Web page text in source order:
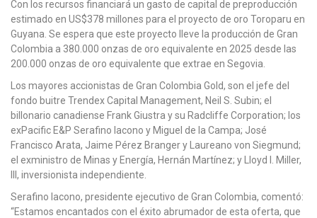
Con los recursos financiará un gasto de capital de preproducción
estimado en US$378 millones para el proyecto de oro Toroparu en
Guyana. Se espera que este proyecto lleve la producción de Gran
Colombia a 380.000 onzas de oro equivalente en 2025 desde las
200.000 onzas de oro equivalente que extrae en Segovia.
Los mayores accionistas de Gran Colombia Gold, son el jefe del
fondo buitre Trendex Capital Management, Neil S. Subin; el
billonario canadiense Frank Giustra y su Radcliffe Corporation; los
exPacific E&P Serafino Iacono y Miguel de la Campa; José
Francisco Arata, Jaime Pérez Branger y Laureano von Siegmund;
el exministro de Minas y Energía, Hernán Martínez; y Lloyd I. Miller,
III, inversionista independiente.
Serafino Iacono, presidente ejecutivo de Gran Colombia, comentó:
“Estamos encantados con el éxito abrumador de esta oferta, que